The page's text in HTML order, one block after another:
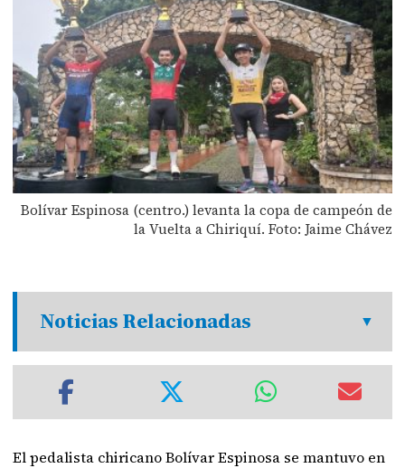
Bolívar Espinosa (centro.) levanta la copa de campeón de
la Vuelta a Chiriquí. Foto: Jaime Chávez
Noticias Relacionadas
El pedalista chiricano Bolívar Espinosa se mantuvo en